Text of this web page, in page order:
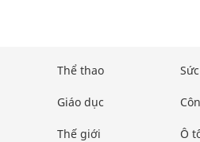
Thể thao
Giáo dục
Thế giới Ô